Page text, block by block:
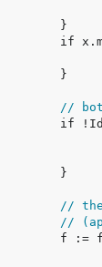
//
// the
//